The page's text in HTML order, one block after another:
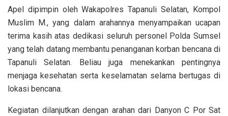
Apel dipimpin oleh Wakapolres Tapanuli Selatan, Kompol
Muslim M., yang dalam arahannya menyampaikan ucapan
terima kasih atas dedikasi seluruh personel Polda Sumsel
yang telah datang membantu penanganan korban bencana di
Tapanuli Selatan. Beliau juga menekankan pentingnya
menjaga kesehatan serta keselamatan selama bertugas di
lokasi bencana.
Kegiatan dilanjutkan dengan arahan dari Danyon C Por Sat